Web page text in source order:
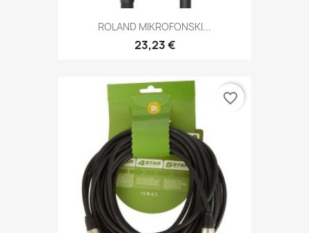
ROLAND MIKROFONSKI...
23,23 €
favorite_border